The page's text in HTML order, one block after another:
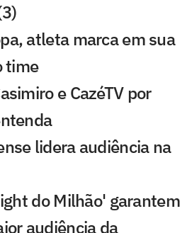
atleta marca em sua
time
e CazéTV por
lidera audiência na
do Milhão' garantem
audiência da